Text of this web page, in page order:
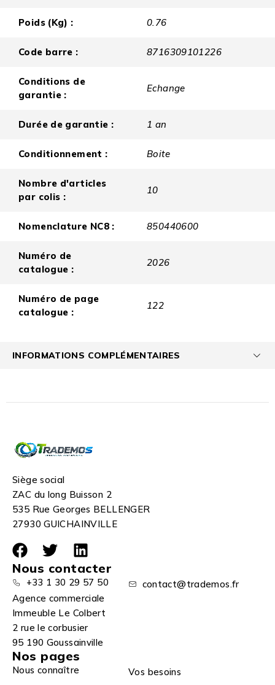
Poids (Kg) : 0.76
Code barre : 8716309101226
Conditions de
garantie :
Echange
Durée de garantie : 1 an
Conditionnement : Boite
Nombre d'articles
par colis :
10
Nomenclature NC8 : 850440600
Numéro de
catalogue :
2026
Numéro de page
catalogue :
122
INFORMATIONS COMPLÉMENTAIRES
Siège social
ZAC du long Buisson 2
535 Rue Georges BELLENGER
27930 GUICHAINVILLE
Nous contacter
+33 1 30 29 57 50
contact@trademos.fr
Agence commerciale
Immeuble Le Colbert
2 rue le corbusier
95 190 Goussainville
Nos pages
Nous connaître
Vos besoins